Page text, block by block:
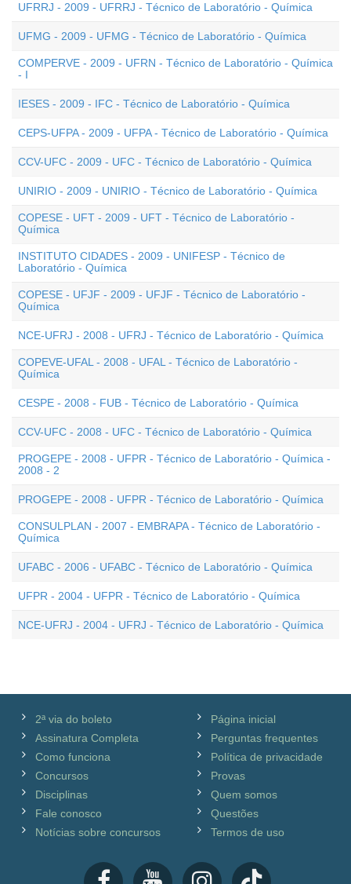
UFRRJ - 2009 - UFRRJ - Técnico de Laboratório - Química
UFMG - 2009 - UFMG - Técnico de Laboratório - Química
COMPERVE - 2009 - UFRN - Técnico de Laboratório - Química
- I
IESES - 2009 - IFC - Técnico de Laboratório - Química
CEPS-UFPA - 2009 - UFPA - Técnico de Laboratório - Química
CCV-UFC - 2009 - UFC - Técnico de Laboratório - Química
UNIRIO - 2009 - UNIRIO - Técnico de Laboratório - Química
COPESE - UFT - 2009 - UFT - Técnico de Laboratório -
Química
INSTITUTO CIDADES - 2009 - UNIFESP - Técnico de
Laboratório - Química
COPESE - UFJF - 2009 - UFJF - Técnico de Laboratório -
Química
NCE-UFRJ - 2008 - UFRJ - Técnico de Laboratório - Química
COPEVE-UFAL - 2008 - UFAL - Técnico de Laboratório -
Química
CESPE - 2008 - FUB - Técnico de Laboratório - Química
CCV-UFC - 2008 - UFC - Técnico de Laboratório - Química
PROGEPE - 2008 - UFPR - Técnico de Laboratório - Química -
2008 - 2
PROGEPE - 2008 - UFPR - Técnico de Laboratório - Química
CONSULPLAN - 2007 - EMBRAPA - Técnico de Laboratório -
Química
UFABC - 2006 - UFABC - Técnico de Laboratório - Química
UFPR - 2004 - UFPR - Técnico de Laboratório - Química
NCE-UFRJ - 2004 - UFRJ - Técnico de Laboratório - Química
2ª via do boleto
Assinatura Completa
Como funciona
Concursos
Disciplinas
Fale conosco
Notícias sobre concursos
Página inicial
Perguntas frequentes
Política de privacidade
Provas
Quem somos
Questões
Termos de uso